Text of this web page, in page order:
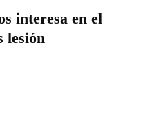
interesa en el
lesión